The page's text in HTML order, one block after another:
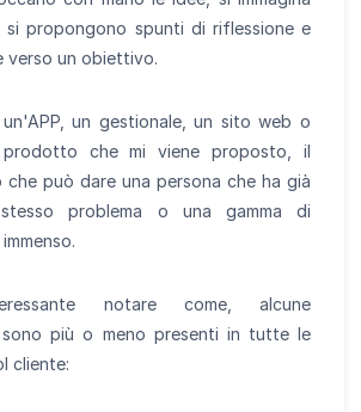
si propongono spunti di riflessione e
verso un obiettivo.
un gestionale, un sito web o
prodotto che mi viene proposto, il
può dare una persona che ha già
problema o una gamma di
notare come, alcune
sono più o meno presenti in tutte le
cliente: